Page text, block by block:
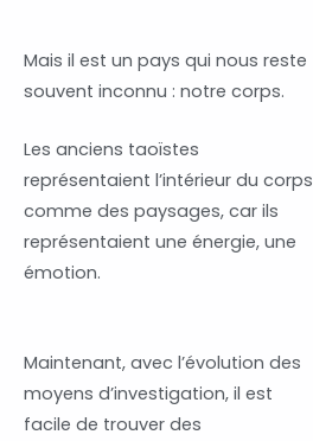
Mais il est un pays qui nous reste
souvent inconnu : notre corps.
Les anciens taoïstes
représentaient l’intérieur du corps
comme des paysages, car ils
représentaient une énergie, une
émotion.
Maintenant, avec l’évolution des
moyens d’investigation, il est
facile de trouver des